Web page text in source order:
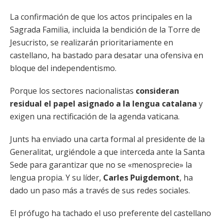
La confirmación de que los actos principales en la
Sagrada Familia, incluida la bendición de la Torre de
Jesucristo, se realizarán prioritariamente en
castellano, ha bastado para desatar una ofensiva en
bloque del independentismo.
Porque los sectores nacionalistas consideran
residual el papel asignado a la lengua catalana y
exigen una rectificación de la agenda vaticana.
Junts ha enviado una carta formal al presidente de la
Generalitat, urgiéndole a que interceda ante la Santa
Sede para garantizar que no se «menosprecie» la
lengua propia. Y su líder, Carles Puigdemont, ha
dado un paso más a través de sus redes sociales.
El prófugo ha tachado el uso preferente del castellano